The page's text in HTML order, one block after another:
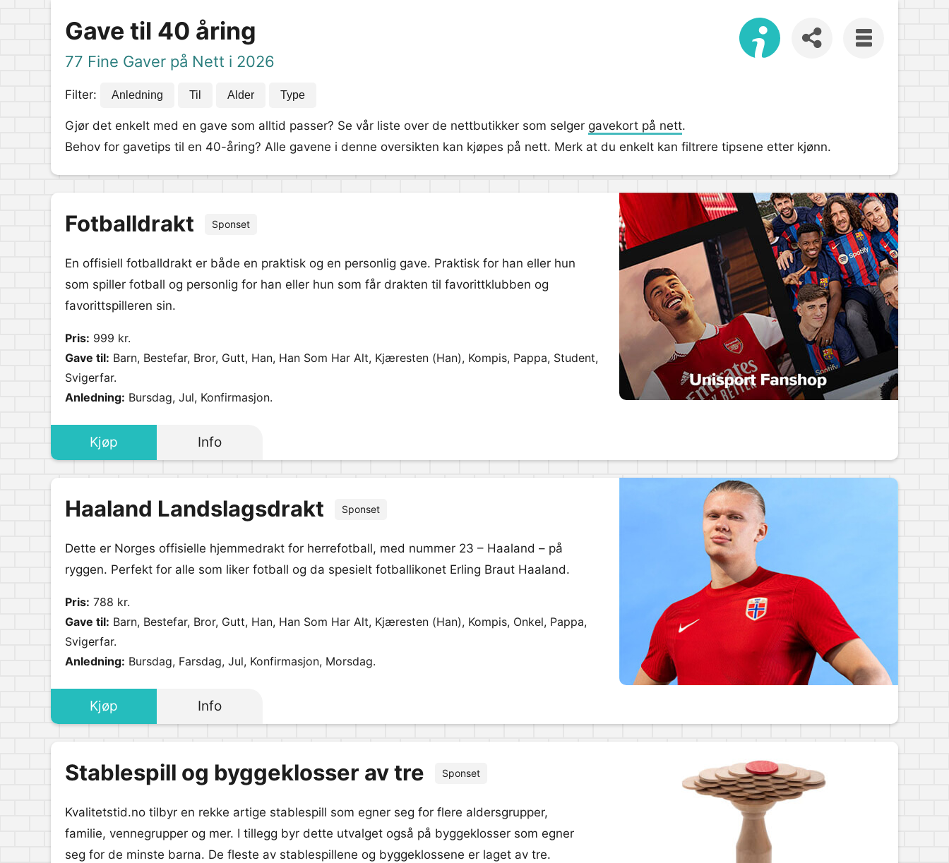
Gave til 40 åring
77 Fine Gaver på Nett i 2026
Filter: Anledning Til Alder Type
Gjør det enkelt med en gave som alltid passer? Se vår liste over de nettbutikker som selger gavekort på nett.
Behov for gavetips til en 40-åring? Alle gavene i denne oversikten kan kjøpes på nett. Merk at du enkelt kan filtrere tipsene etter kjønn.
Fotballdrakt Sponset
En offisiell fotballdrakt er både en praktisk og en personlig gave. Praktisk for han eller hun
som spiller fotball og personlig for han eller hun som får drakten til favorittklubben og
favorittspilleren sin.
Pris: 999 kr.
Gave til: Barn, Bestefar, Bror, Gutt, Han, Han Som Har Alt, Kjæresten (Han), Kompis, Pappa, Student,
Svigerfar.
Anledning: Bursdag, Jul, Konfirmasjon.
Info
Kjøp
Haaland Landslagsdrakt Sponset
Dette er Norges offisielle hjemmedrakt for herrefotball, med nummer 23 – Haaland – på
ryggen. Perfekt for alle som liker fotball og da spesielt fotballikonet Erling Braut Haaland.
Pris: 788 kr.
Gave til: Barn, Bestefar, Bror, Gutt, Han, Han Som Har Alt, Kjæresten (Han), Kompis, Onkel, Pappa,
Svigerfar.
Anledning: Bursdag, Farsdag, Jul, Konfirmasjon, Morsdag.
Info
Kjøp
Stablespill og byggeklosser av tre Sponset
Kvalitetstid.no tilbyr en rekke artige stablespill som egner seg for flere aldersgrupper,
familie, vennegrupper og mer. I tillegg byr dette utvalget også på byggeklosser som egner
seg for de minste barna. De fleste av stablespillene og byggeklossene er laget av tre.